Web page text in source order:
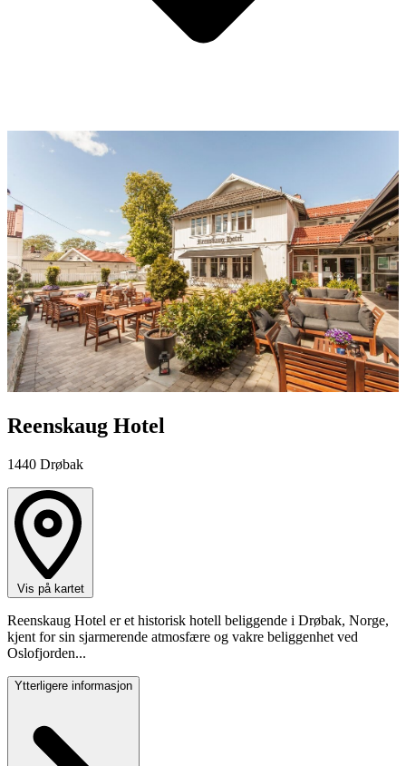
Reenskaug Hotel
1440 Drøbak
Vis på kartet
Reenskaug Hotel er et historisk hotell beliggende i Drøbak, Norge,
kjent for sin sjarmerende atmosfære og vakre beliggenhet ved
Oslofjorden...
Ytterligere informasjon